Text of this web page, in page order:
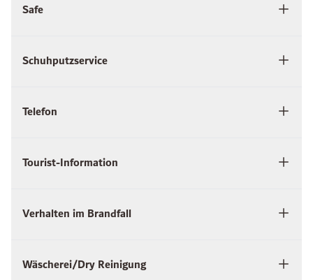
Safe
Schuhputzservice
Telefon
Tourist-Information
Verhalten im Brandfall
Wäscherei/Dry Reinigung